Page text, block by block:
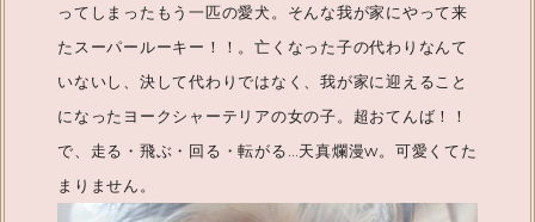
ってしまったもう一匹の愛犬。そんな我が家にやって来
たスーパールーキー！！。亡くなった子の代わりなんて
いないし、決して代わりではなく、我が家に迎えること
になったヨークシャーテリアの女の子。超おてんば！！
で、走る・飛ぶ・回る・転がる…天真爛漫w。可愛くてた
まりません。